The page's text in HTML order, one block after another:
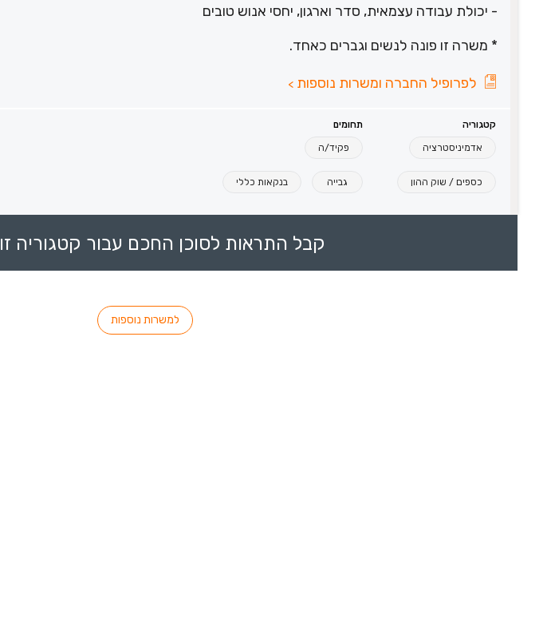
- יכולת עבודה עצמאית, סדר וארגון, יחסי אנוש טובים
* משרה זו פונה לנשים וגברים כאחד.
לפרופיל החברה ומשרות נוספות >
קטגוריה תחומים
אדמיניסטרציה פקיד/ה
כספים / שוק ההון גבייה בנקאות כללי
קבל התראות לסוכן החכם עבור קטגוריה זו
למשרות נוספות